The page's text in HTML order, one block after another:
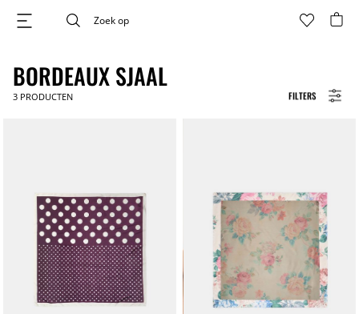
FILTERS
BORDEAUX SJAAL
3 PRODUCTEN